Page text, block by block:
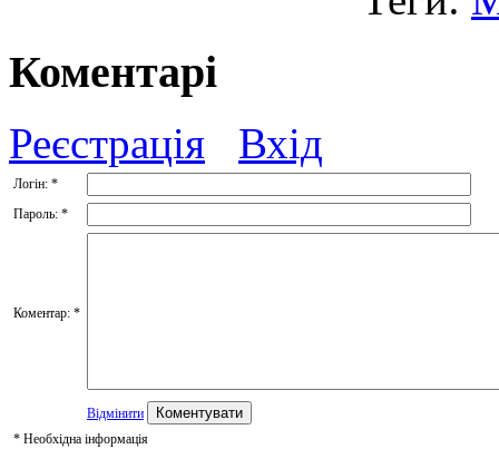
Коментарі
Реєстрація Вхід
Логін: *
Пароль: *
Коментар: *
Відмінити
* Необхідна інформація